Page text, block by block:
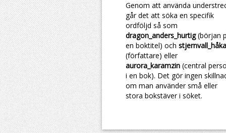
Genom att använda
går det att söka en specifik
ordföljd så som
dragon_anders_hurtig(början
en boktitel) och
(författare) eller
aurora_karamzin (central
i en bok). Det gör ingen
om man använder små eller
stora bokstäver i söket.